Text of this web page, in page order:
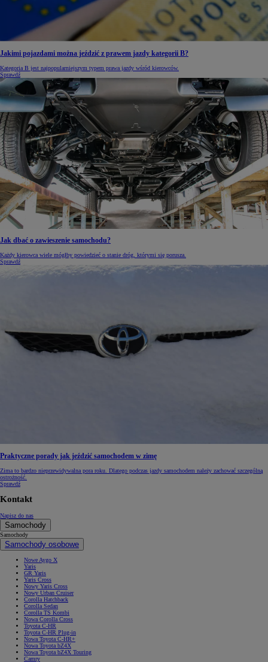
Jakimi pojazdami można jeździć z prawem jazdy kategorii B?
Kategoria B jest najpopularniejszym typem prawa jazdy wśród kierowców.
Sprawdź
Jak dbać o zawieszenie samochodu?
Każdy kierowca wiele mógłby powiedzieć o stanie dróg, którymi się porusza.
Sprawdź
Praktyczne porady jak jeździć samochodem w zimę
Zima to bardzo nieprzewidywalna pora roku. Dlatego podczas jazdy samochodem należy zachować szczególną
ostrożność.
Sprawdź
Kontakt
Napisz do nas
Samochody
Samochody
Samochody osobowe
Nowe Aygo X
Yaris
GR Yaris
Yaris Cross
Nowy Yaris Cross
Nowy Urban Cruiser
Corolla Hatchback
Corolla Sedan
Corolla TS Kombi
Nowa Corolla Cross
Toyota C-HR
Toyota C-HR Plug-in
Nowa Toyota C-HR+
Nowa Toyota bZ4X
Nowa Toyota bZ4X Touring
Camry